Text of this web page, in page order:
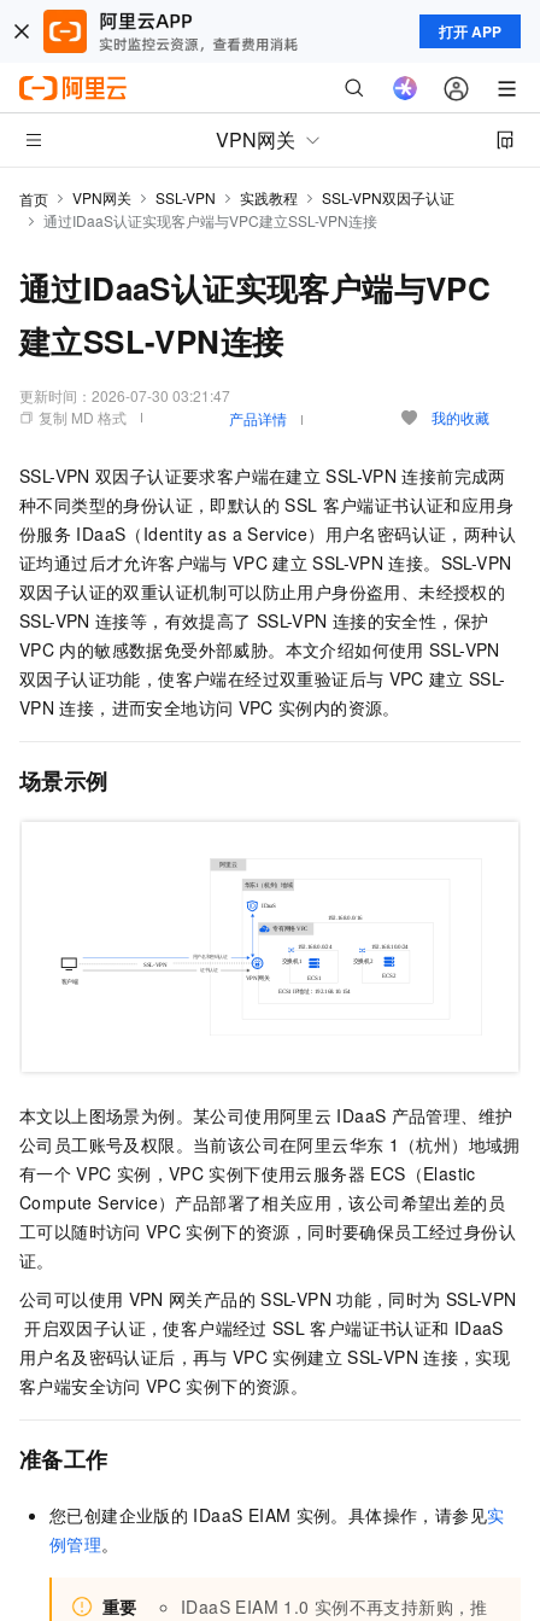
打开 APP
VPN网关
首页 VPN网关 SSL-VPN 实践教程
SSL-VPN双因子认证
通过IDaaS认证实现客户端与VPC建立SSL-VPN连接
通过IDaaS认证实现客户端与VPC
建立SSL-VPN连接
更新时间： 2026-07-30 03:21:47
复制 MD 格式
产品详情 我的收藏
SSL-VPN 双因子认证要求客户端在建立 SSL-VPN 连接前完成两
种不同类型的身份认证，即默认的 SSL 客户端证书认证和应用身
份服务 IDaaS（Identity as a Service） 用户名密码认证，两种认
证均通过后才允许客户端与 VPC 建立 SSL-VPN 连接。SSL-VPN
双因子认证的双重认证机制可以防止用户身份盗用、未经授权的
SSL-VPN 连接等，有效提高了 SSL-VPN 连接的安全性，保护
VPC 内的敏感数据免受外部威胁。本文介绍如何使用 SSL-VPN
双因子认证功能，使客户端在经过双重验证后与 VPC 建立 SSL-
VPN 连接，进而安全地访问 VPC 实例内的资源。
场景示例
本文以上图场景为例。某公司使用阿里云 IDaaS 产品管理、维护
公司员工账号及权限。当前该公司在阿里云华东 1（杭州）地域拥
有一个 VPC 实例，VPC 实例下使用云服务器 ECS（Elastic
Compute Service） 产品部署了相关应用，该公司希望出差的员
工可以随时访问 VPC 实例下的资源，同时要确保员工经过身份认
证。
公司可以使用 VPN 网关产品的 SSL-VPN 功能，同时为 SSL-VPN
开启双因子认证，使客户端经过 SSL 客户端证书认证和 IDaaS
用户名及密码认证后，再与 VPC 实例建立 SSL-VPN 连接，实现
客户端安全访问 VPC 实例下的资源。
准备工作
您已创建企业版的 IDaaS EIAM 实例。具体操作，请参见实
例管理。
重要 IDaaS EIAM 1.0 实例不再支持新购，推